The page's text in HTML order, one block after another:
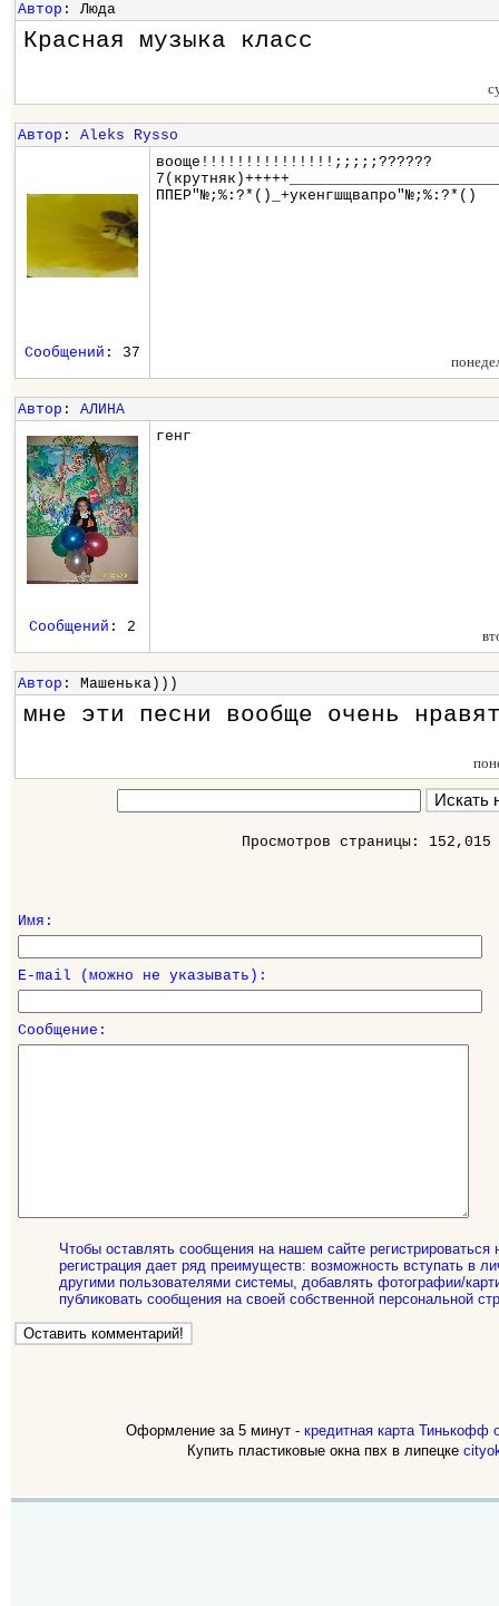
Автор : Люда
Красная музыка класс
Автор : Aleks Rysso
вооще!!!!!!!!!!!!!!!;;;;;??????
ППЕР"№;%:?*()_+укенгшщвапро"№;%:?*()
Сообщений : 37
Автор : АЛИНА
генг
Сообщений : 2
Автор : Машенька)))
мне эти песни вообще очень
Просмотров страницы: 152,015
Имя:
E-mail (можно не указывать):
Сообщение:
Чтобы оставлять сообщения на нашем сайте регистрироваться
регистрация дает ряд преимуществ: возможность вступать в
другими пользователями системы, добавлять фотографии/
публиковать сообщения на своей собственной персональной
Оформление за 5 минут -кредитная карта Тинькофф
Купить пластиковые окна пвх в липецке